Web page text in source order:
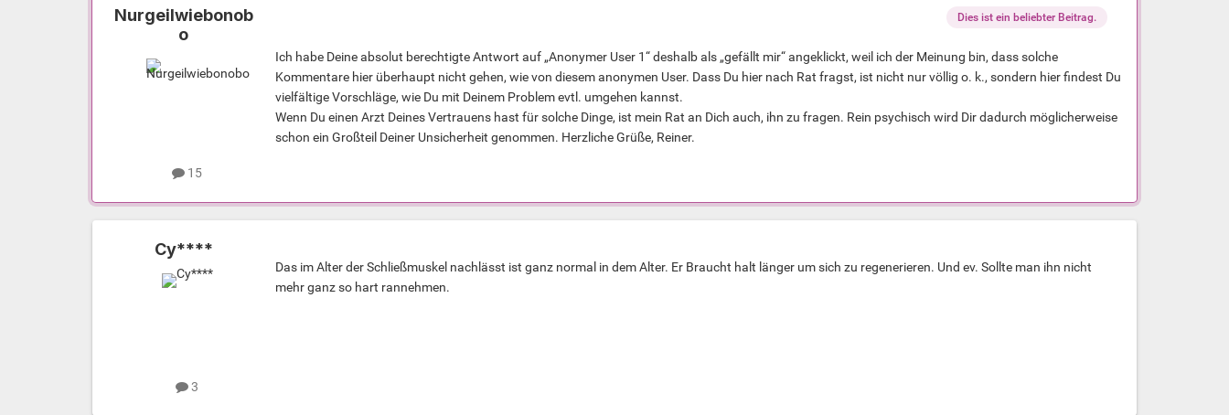
Nurgeilwiebonob
o
15
Dies ist ein beliebter Beitrag.
Ich habe Deine absolut berechtigte Antwort auf „Anonymer User 1“ deshalb als „gefällt mir“ angeklickt, weil ich der Meinung bin, dass solche
Kommentare hier überhaupt nicht gehen, wie von diesem anonymen User. Dass Du hier nach Rat fragst, ist nicht nur völlig o. k., sondern hier findest Du
vielfältige Vorschläge, wie Du mit Deinem Problem evtl. umgehen kannst.
Wenn Du einen Arzt Deines Vertrauens hast für solche Dinge, ist mein Rat an Dich auch, ihn zu fragen. Rein psychisch wird Dir dadurch möglicherweise
schon ein Großteil Deiner Unsicherheit genommen. Herzliche Grüße, Reiner.
Cy****
3
Das im Alter der Schließmuskel nachlässt ist ganz normal in dem Alter. Er Braucht halt länger um sich zu regenerieren. Und ev. Sollte man ihn nicht
mehr ganz so hart rannehmen.